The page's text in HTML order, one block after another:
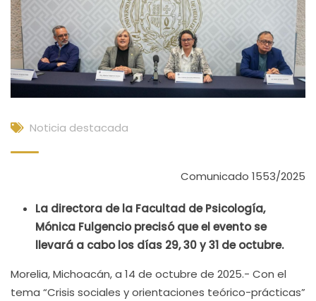
Noticia destacada
Comunicado 1553/2025
La directora de la Facultad de Psicología,
Mónica Fulgencio precisó que el evento se
llevará a cabo los días 29, 30 y 31 de octubre.
Morelia, Michoacán, a 14 de octubre de 2025.- Con el
tema “Crisis sociales y orientaciones teórico-prácticas”